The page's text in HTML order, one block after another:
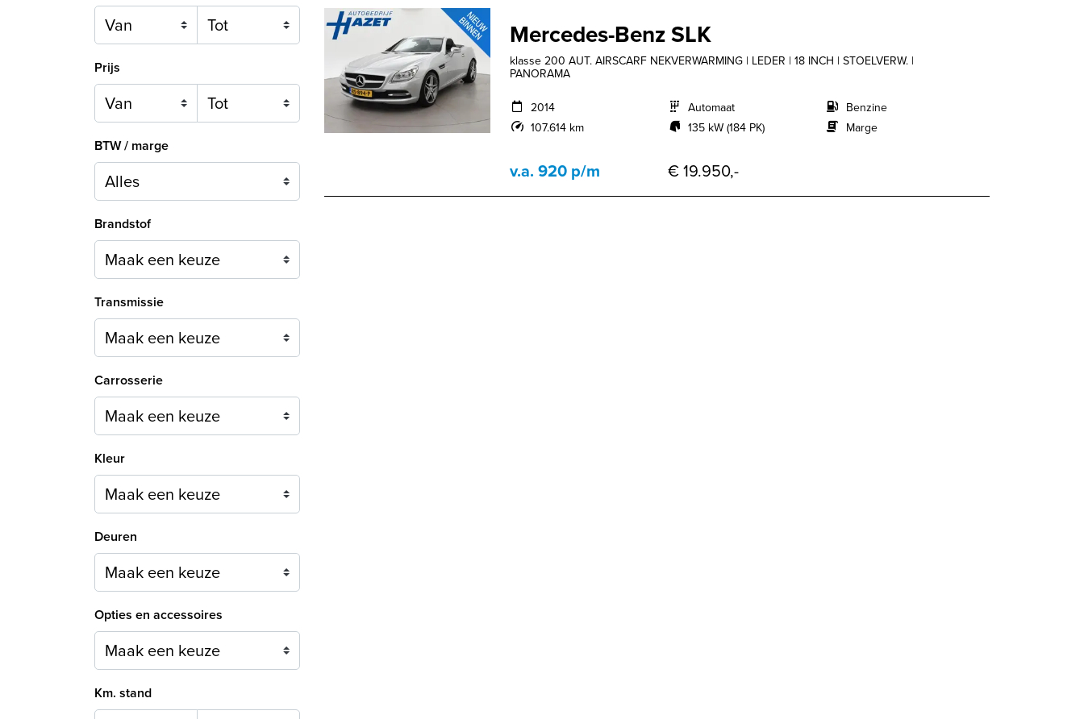
Prijs
BTW / marge
Brandstof
Maak een keuze
Transmissie
Carrosserie
Maak een keuze
Kleur
Maak een keuze
Deuren
Maak een keuze
Opties en accessoires
Maak een keuze
Km. stand
Mercedes-Benz SLK
klasse 200 AUT. AIRSCARF NEKVERWARMING | LEDER | 18 INCH | STOELVERW. |
PANORAMA
2014
107.614 km
Automaat
135 kW (184 PK)
Benzine
Marge
v.a. 920 p/m € 19.950,-